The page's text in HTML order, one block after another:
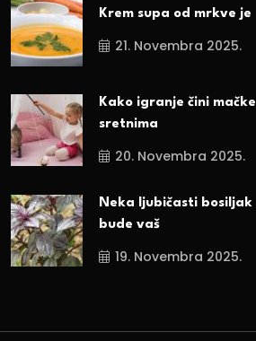
Krem supa od mrkve je
21. Novembra 2025.
Kako igranje čini mačke
sretnima
20. Novembra 2025.
Neka ljubičasti bosiljak
bude vaš
19. Novembra 2025.